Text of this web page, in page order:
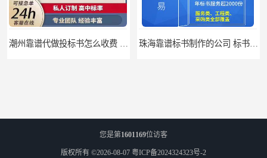
您是第1601169位访客
版权所有 ©2026-08-07 粤ICP备2024324323号-2